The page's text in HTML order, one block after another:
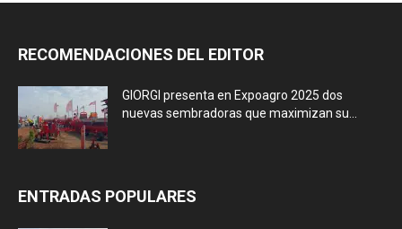
RECOMENDACIONES DEL EDITOR
GIORGI presenta en Expoagro 2025 dos
nuevas sembradoras que maximizan su...
ENTRADAS POPULARES